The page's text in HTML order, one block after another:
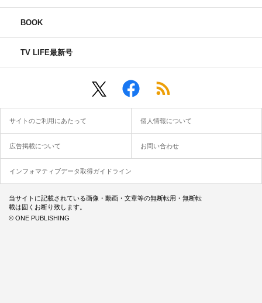
BOOK
TV LIFE最新号
サイトのご利用にあたって 個人情報について
広告掲載について お問い合わせ
インフォマティブデータ取得ガイドライン
当サイトに記載されている画像・動画・文章等の無断転用・無断転
載は固くお断り致します。
© ONE PUBLISHING